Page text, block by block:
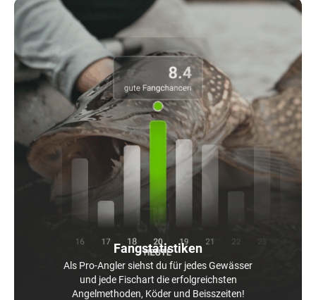
Fangstatistiken
Als Pro-Angler siehst du für jedes Gewässer
und jede Fischart die erfolgreichsten
Angelmethoden, Köder und Beisszeiten!